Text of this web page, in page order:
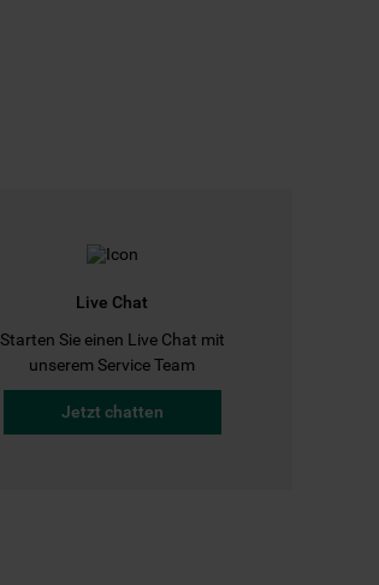
Live Chat
Starten Sie einen Live Chat mit
unserem Service Team
Jetzt chatten